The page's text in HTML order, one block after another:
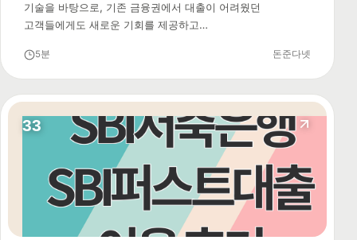
기술을 바탕으로, 기존 금융권에서 대출이 어려웠던
고객들에게도 새로운 기회를 제공하고…
5분 돈준다넷
33